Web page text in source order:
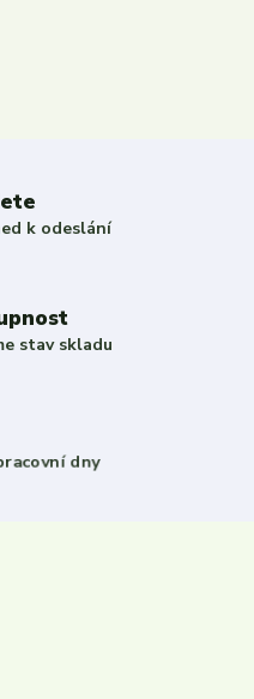
k odeslání
stav skladu
dny